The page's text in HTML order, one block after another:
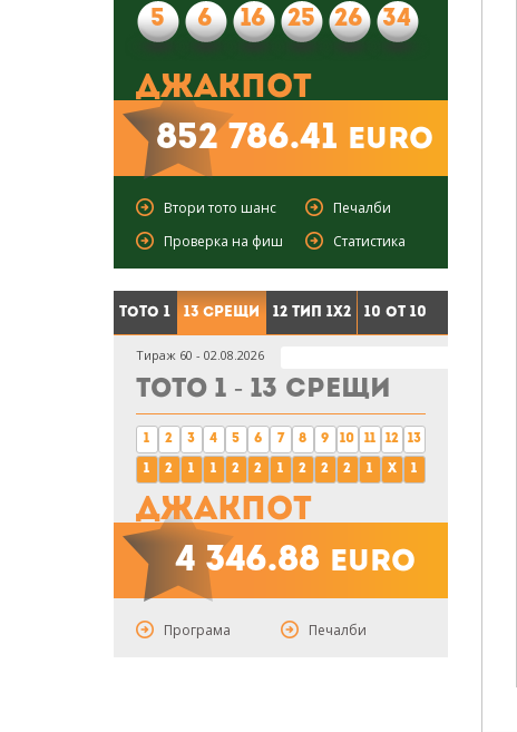
5 6 16 25 26 34
Джакпот
852 786.41 euro
Втори тото шанс
Печалби
Проверка на фиш
Статистика
Тото 1 13 срещи 12 тип 1X2 10 от 10
Тираж 60 - 02.08.2026
Тото 1 - 13 срещи
1
1
2
2
3
1
4
1
5
2
6
2
7
1
8
2
9
2
10
2
11
1
12
x
13
1
Джакпот
4 346.88 euro
Програма Печалби